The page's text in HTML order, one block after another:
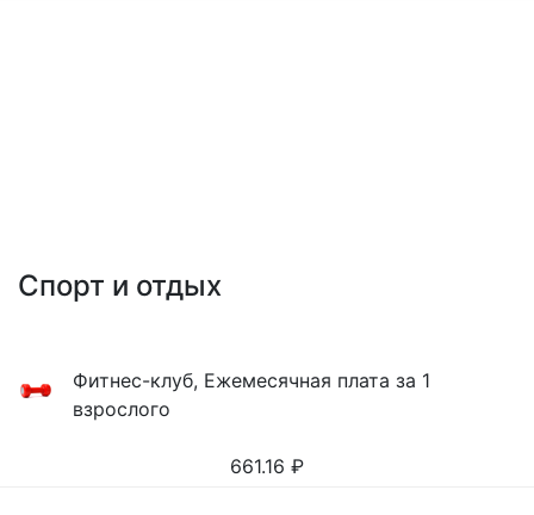
Спорт и отдых
Фитнес-клуб, Ежемесячная плата за 1
взрослого
661.16 ₽